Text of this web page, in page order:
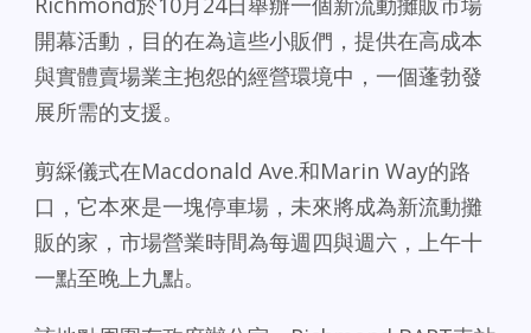
開幕活動，目的在為這些小販們，提供在高成本
與實體賣場業主抱怨的經營環境中，一個蓬勃發
展所需的支援。
剪綵儀式在Macdonald Ave.和Marin Way的路
口，它本來是一塊停車場，未來將成為新流動攤
販的家，市場營業時間為每週四與週六，上午十
一點至晚上九點。